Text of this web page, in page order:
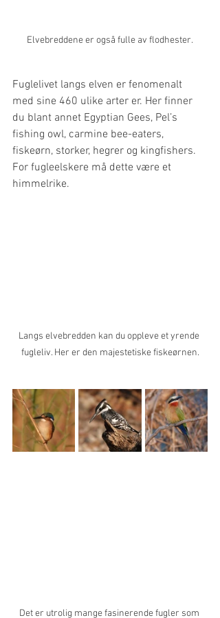
Elvebreddene er også fulle av flodhester.
Fuglelivet langs elven er fenomenalt
med sine 460 ulike arter er. Her finner
du blant annet Egyptian Gees, Pel’s
fishing owl, carmine bee-eaters,
fiskeørn, storker, hegrer og kingfishers.
For fugleelskere må dette være et
himmelrike.
Langs elvebredden kan du oppleve et yrende
fugleliv. Her er den majestetiske fiskeørnen.
Det er utrolig mange fasinerende fugler som